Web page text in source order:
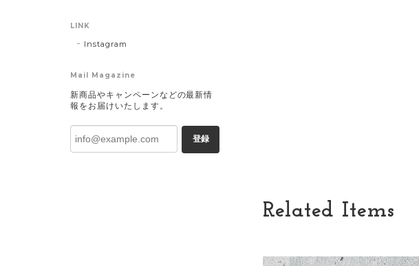
Related Items
LINK
Instagram
Mail Magazine
新商品やキャンペーンなどの最新情
報をお届けいたします。
登録